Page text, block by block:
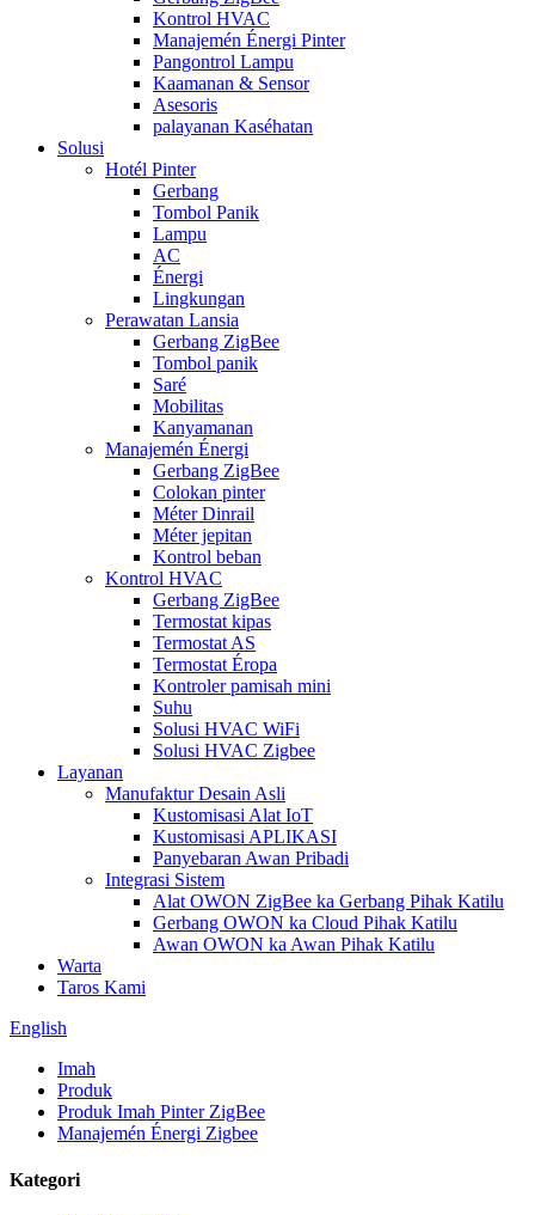
Kontrol HVAC
Manajemén Énergi Pinter
Pangontrol Lampu
Kaamanan & Sensor
Asesoris
palayanan Kaséhatan
Solusi
Hotél Pinter
Gerbang
Tombol Panik
Lampu
AC
Énergi
Lingkungan
Perawatan Lansia
Gerbang ZigBee
Tombol panik
Saré
Mobilitas
Kanyamanan
Manajemén Énergi
Gerbang ZigBee
Colokan pinter
Méter Dinrail
Méter jepitan
Kontrol beban
Kontrol HVAC
Gerbang ZigBee
Termostat kipas
Termostat AS
Termostat Éropa
Kontroler pamisah mini
Suhu
Solusi HVAC WiFi
Solusi HVAC Zigbee
Layanan
Manufaktur Desain Asli
Kustomisasi Alat IoT
Kustomisasi APLIKASI
Panyebaran Awan Pribadi
Integrasi Sistem
Alat OWON ZigBee ka Gerbang Pihak Katilu
Gerbang OWON ka Cloud Pihak Katilu
Awan OWON ka Awan Pihak Katilu
Warta
Taros Kami
English
Imah
Produk
Produk Imah Pinter ZigBee
Manajemén Énergi Zigbee
Kategori